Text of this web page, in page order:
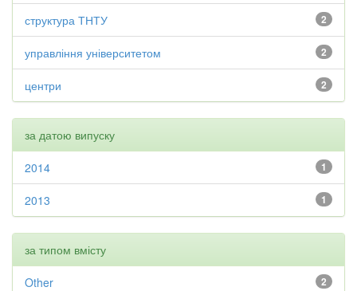
2
структура ТНТУ
2
управління університетом
2
центри
за датою випуску
1
2014
1
2013
за типом вмісту
2
Other